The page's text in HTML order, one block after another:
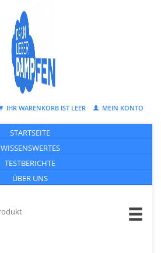
IHR WARENKORB IST LEER MEIN KONTO
STARTSEITE
WISSENSWERTES
TESTBERICHTE
ÜBER UNS